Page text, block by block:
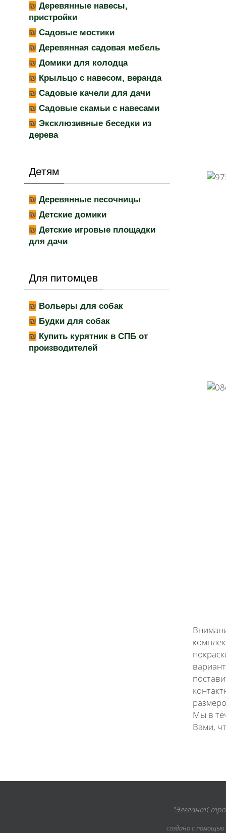
Мы в
Вами,
Деревянные навесы,
пристройки
Садовые мостики
Деревянная садовая мебель
Домики для колодца
Крыльцо с навесом, веранда
Садовые качели для дачи
Садовые скамьи с навесами
Эксклюзивные беседки из
дерева
Детям
Деревянные песочницы
Детские домики
Детские игровые площадки
для дачи
Для питомцев
Вольеры для собак
Будки для собак
Купить курятник в СПБ от
производителей
создано с помощью